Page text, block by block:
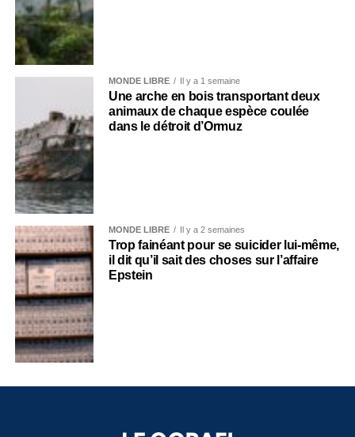
MONDE LIBRE Il y a 1 semaine
Une arche en bois transportant deux
animaux de chaque espèce coulée
dans le détroit d’Ormuz
MONDE LIBRE Il y a 2 semaines
Trop fainéant pour se suicider lui-même,
il dit qu’il sait des choses sur l’affaire
Epstein